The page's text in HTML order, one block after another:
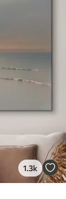
1.3k